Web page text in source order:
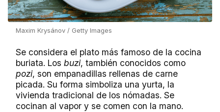
Maxim Krysánov / Getty Images
Se considera el plato más famoso de la cocina
buriata. Los buzi, también conocidos como
pozi, son empanadillas rellenas de carne
picada. Su forma simboliza una yurta, la
vivienda tradicional de los nómadas. Se
cocinan al vapor y se comen con la mano.